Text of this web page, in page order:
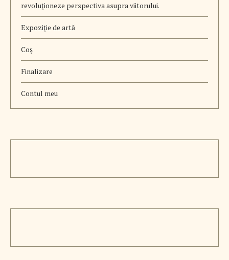
revoluționeze perspectiva asupra viitorului.
Expoziție de artă
Coș
Finalizare
Contul meu